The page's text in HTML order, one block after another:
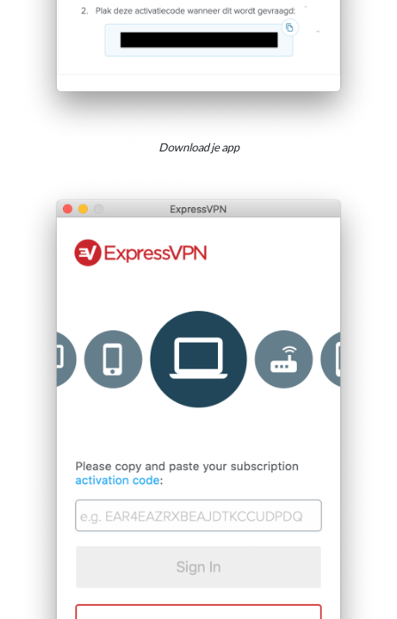
Download je app